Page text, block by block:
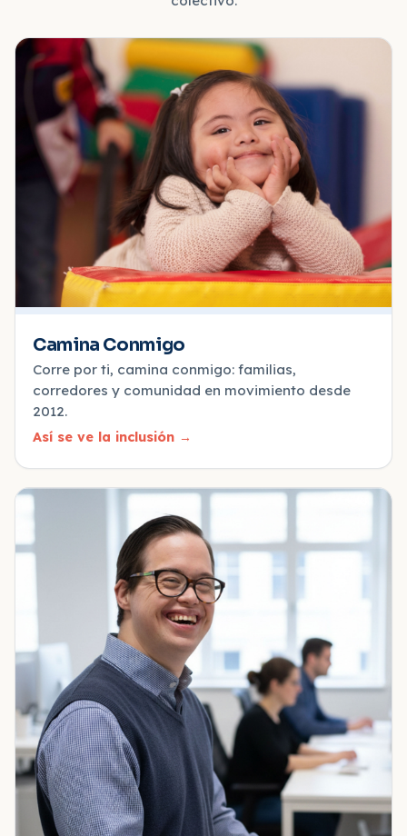
Camina Conmigo
Corre por ti, camina conmigo: familias,
corredores y comunidad en movimiento desde
2012.
Así se ve la inclusión →